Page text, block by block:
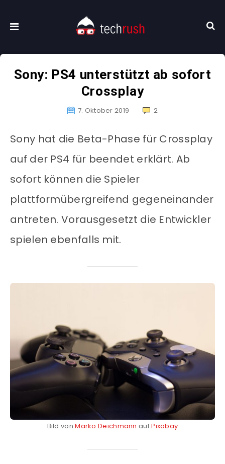
Sony: PS4 unterstützt ab sofort
Crossplay
7. Oktober 2019 2
Sony hat die Beta-Phase für Crossplay
auf der PS4 für beendet erklärt. Ab
sofort können die Spieler
plattformübergreifend gegeneinander
antreten. Vorausgesetzt die Entwickler
spielen ebenfalls mit.
Bild vonMarko Deichmann aufPixabay